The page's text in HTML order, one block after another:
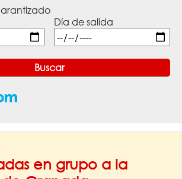
Día de salida
en grupo a la